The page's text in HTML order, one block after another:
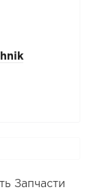
Запчасти